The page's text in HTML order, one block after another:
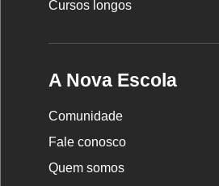
Cursos longos
A Nova Escola
Comunidade
Fale conosco
Quem somos